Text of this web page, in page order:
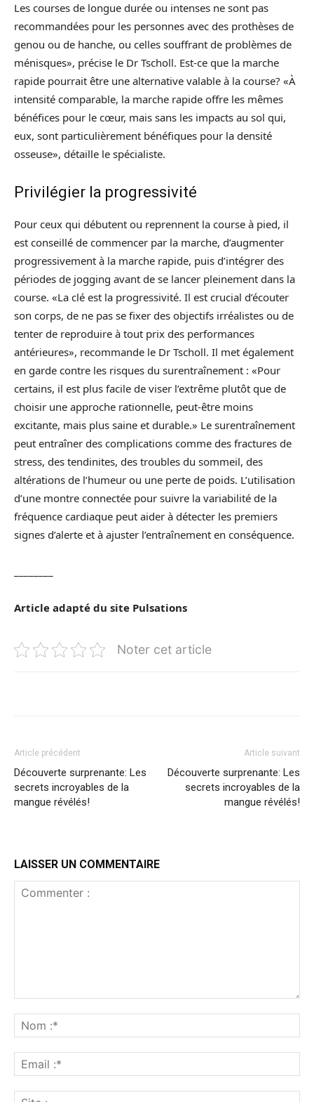
Les courses de longue durée ou intenses ne sont pas
recommandées pour les personnes avec des prothèses de
genou ou de hanche, ou celles souffrant de problèmes de
ménisques», précise le Dr Tscholl. Est-ce que la marche
rapide pourrait être une alternative valable à la course? «À
intensité comparable, la marche rapide offre les mêmes
bénéfices pour le cœur, mais sans les impacts au sol qui,
eux, sont particulièrement bénéfiques pour la densité
osseuse», détaille le spécialiste.
Privilégier la progressivité
Pour ceux qui débutent ou reprennent la course à pied, il
est conseillé de commencer par la marche, d’augmenter
progressivement à la marche rapide, puis d’intégrer des
périodes de jogging avant de se lancer pleinement dans la
course. «La clé est la progressivité. Il est crucial d’écouter
son corps, de ne pas se fixer des objectifs irréalistes ou de
tenter de reproduire à tout prix des performances
antérieures», recommande le Dr Tscholl. Il met également
en garde contre les risques du surentraînement : «Pour
certains, il est plus facile de viser l’extrême plutôt que de
choisir une approche rationnelle, peut-être moins
excitante, mais plus saine et durable.» Le surentraînement
peut entraîner des complications comme des fractures de
stress, des tendinites, des troubles du sommeil, des
altérations de l’humeur ou une perte de poids. L’utilisation
d’une montre connectée pour suivre la variabilité de la
fréquence cardiaque peut aider à détecter les premiers
signes d’alerte et à ajuster l’entraînement en conséquence.
Article adapté du site Pulsations
Noter cet article
Article précédent
Découverte surprenante: Les
secrets incroyables de la
mangue révélés!
Article suivant
Découverte surprenante: Les
secrets incroyables de la
mangue révélés!
LAISSER UN COMMENTAIRE